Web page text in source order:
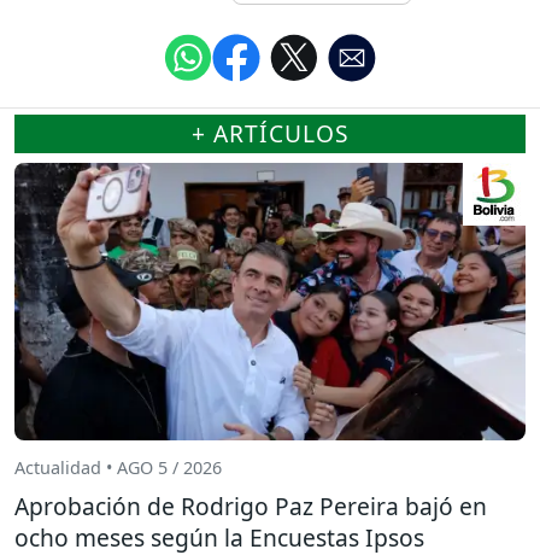
+ ARTÍCULOS
Actualidad • AGO 5 / 2026
Aprobación de Rodrigo Paz Pereira bajó en
ocho meses según la Encuestas Ipsos